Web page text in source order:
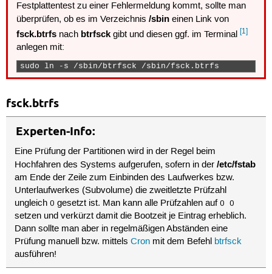
Festplattentest zu einer Fehlermeldung kommt, sollte man
überprüfen, ob es im Verzeichnis/sbin einen Link von
fsck.btrfs nach btrfsckgibt und diesen ggf. im Terminal[1]
anlegen mit:
sudo ln -s /sbin/btrfsck /sbin/fsck.btrfs
fsck.btrfs
Experten-Info:
Eine Prüfung der Partitionen wird in der Regel beim
Hochfahren des Systems aufgerufen, sofern in der/etc/fstab
am Ende der Zeile zum Einbinden des Laufwerkes bzw.
Unterlaufwerkes (Subvolume) die zweitletzte Prüfzahl
ungleich0 gesetzt ist. Man kann alle Prüfzahlen auf0 0
setzen und verkürzt damit die Bootzeit je Eintrag erheblich.
Dann sollte man aber in regelmäßigen Abständen eine
Prüfung manuell bzw. mittelsCron mit dem Befehl btrfsck
ausführen!